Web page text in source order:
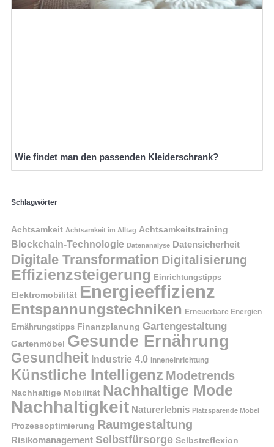
Wie findet man den passenden Kleiderschrank?
Schlagwörter
Achtsamkeit Achtsamkeit im Alltag Achtsamkeitstraining
Blockchain-Technologie Datenanalyse Datensicherheit
Digitale Transformation Digitalisierung
Effizienzsteigerung Einrichtungstipps
Elektromobilität Energieeffizienz
Entspannungstechniken Erneuerbare Energien
Ernährungstipps Finanzplanung Gartengestaltung
Gartenmöbel Gesunde Ernährung
Gesundheit Industrie 4.0 Inneneinrichtung
Künstliche Intelligenz Modetrends
Nachhaltige Mobilität Nachhaltige Mode
Nachhaltigkeit Naturerlebnis Platzsparende Möbel
Prozessoptimierung Raumgestaltung
Risikomanagement Selbstfürsorge Selbstreflexion